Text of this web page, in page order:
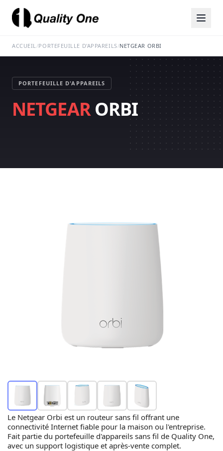
ACCUEIL/PORTEFEUILLE D'APPAREILS/NETGEAR ORBI
PORTEFEUILLE D'APPAREILS
NETGEARORBI
Le Netgear Orbi est un routeur sans fil offrant une
connectivité Internet fiable pour la maison ou l'entreprise.
Fait partie du portefeuille d'appareils sans fil de Quality One,
avec un support logistique et après-vente complet.